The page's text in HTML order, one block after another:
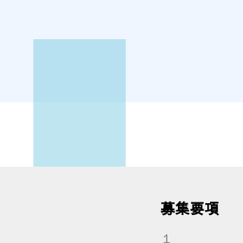
募集要項
１